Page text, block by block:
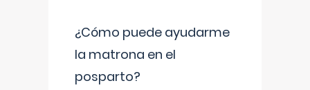
¿Cómo puede ayudarme
la matrona en el
posparto?